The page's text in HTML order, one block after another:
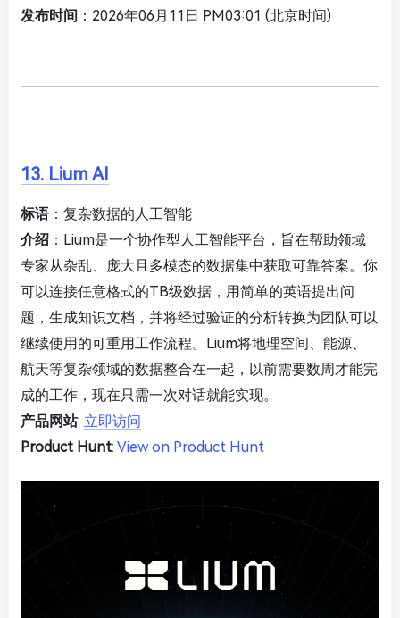
发布时间 ：2026年06月11日 PM03:01 (北京时间)
13. Lium AI
标语：复杂数据的人工智能
介绍 ：Lium是一个协作型人工智能平台，旨在帮助领域
专家从杂乱、庞大且多模态的数据集中获取可靠答案。你
可以连接任意格式的TB级数据，用简单的英语提出问
题，生成知识文档，并将经过验证的分析转换为团队可以
继续使用的可重用工作流程。Lium将地理空间、能源、
航天等复杂领域的数据整合在一起，以前需要数周才能完
成的工作，现在只需一次对话就能实现。
产品网站: 立即访问
Product Hunt: View on Product Hunt